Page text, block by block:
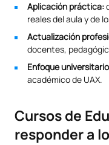
Aplicación práctica:
reales del aula y de
Actualización
docentes,
Enfoque
académico de UAX.
Cursos de
responder a